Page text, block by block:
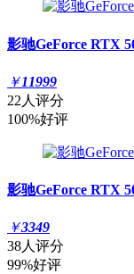
影驰GeForce RTX
￥11999
22人评分
100%好评
影驰GeForce RTX
￥3349
38人评分
99%好评